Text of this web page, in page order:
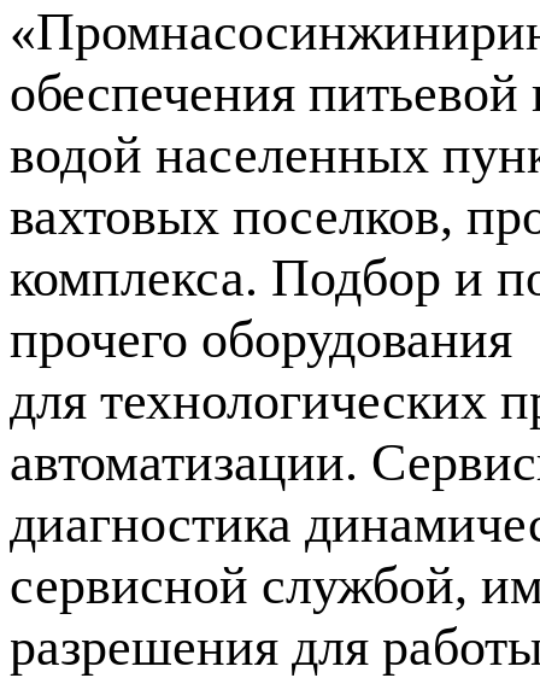
обеспечения
водой населенных
вахтовых поселков,
комплекса. Подбор и
прочего оборудования
для технологических
автоматизации.
диагностика
сервисной службой,
разрешения для